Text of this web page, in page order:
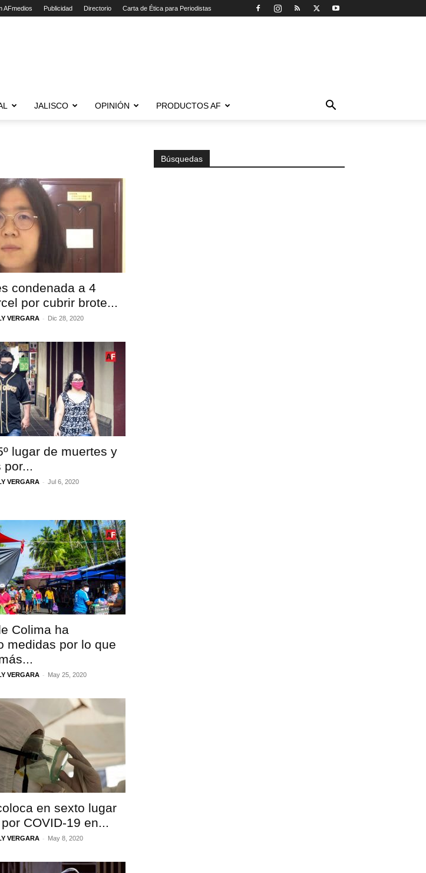
AFmedios Publicidad Directorio Carta de Ética para Periodistas
JALISCO OPINIÓN PRODUCTOS AF
condenada a 4
por cubrir brote...
VERGARA - Dic 28, 2020
lugar de muertes y
por...
VERGARA - Jul 6, 2020
Colima ha
medidas por lo que
VERGARA - May 25, 2020
en sexto lugar
COVID-19 en...
VERGARA - May 8, 2020
Búsquedas